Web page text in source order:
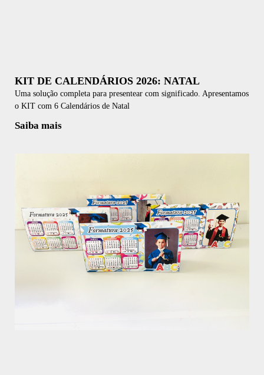
KIT DE CALENDÁRIOS 2026: NATAL
Uma solução completa para presentear com significado. Apresentamos
o KIT com 6 Calendários de Natal
Saiba mais